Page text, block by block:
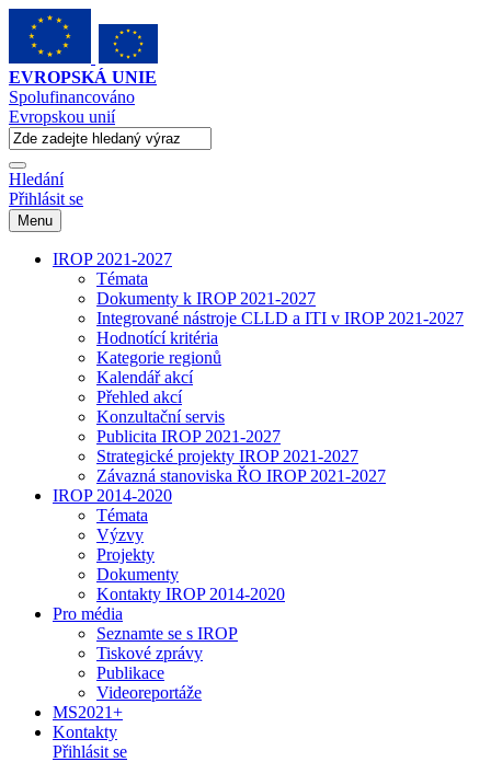
EVROPSKÁ UNIE
Spolufinancováno
Evropskou unií
Hledání
Přihlásit se
Menu
IROP 2021-2027
Témata
Dokumenty k IROP 2021-2027
Integrované nástroje CLLD a ITI v IROP 2021-2027
Hodnotící kritéria
Kategorie regionů
Kalendář akcí
Přehled akcí
Konzultační servis
Publicita IROP 2021-2027
Strategické projekty IROP 2021-2027
Závazná stanoviska ŘO IROP 2021-2027
IROP 2014-2020
Témata
Výzvy
Projekty
Dokumenty
Kontakty IROP 2014-2020
Pro média
Seznamte se s IROP
Tiskové zprávy
Publikace
Videoreportáže
MS2021+
Kontakty
Přihlásit se